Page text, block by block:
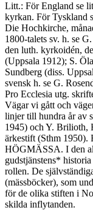
Litt.: För England se
kyrkan. För Tyskland
Die Hochkirche,
1800-talets sv. h. se
den luth. kyrkoidén,
(Uppsala 1912); S.
Sundberg (diss.
svensk h. se G.
Pro Ecclesia utg.
Vägar vi gått och
linjer till hundra år av
1945) och Y. Brilioth,
ärkestift (Sthm 1950).
HÖGMÄSSA. I den
gudstjänstens*
rollen. De
(mässböcker), som
för de olika stiften i
skilda inflytanden.